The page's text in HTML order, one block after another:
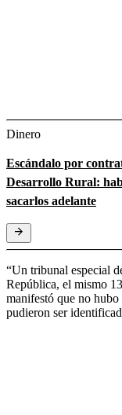
Dinero
Escándalo por
Desarrollo Rural:
sacarlos adelante
“Un tribunal especial
República, el mismo
manifestó que no hubo
pudieron ser